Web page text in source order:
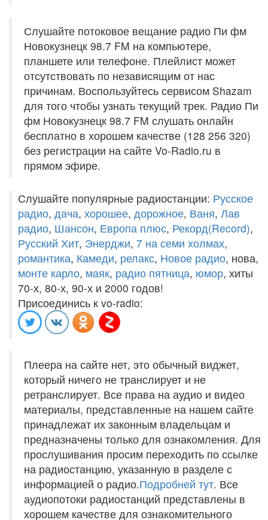
Слушайте потоковое вещание радио Пи фм
Новокузнецк 98.7 FM на компьютере,
планшете или телефоне. Плейлист может
отсутствовать по независящим от нас
причинам. Воспользуйтесь сервисом Shazam
для того чтобы узнать текущий трек. Радио Пи
фм Новокузнецк 98.7 FM слушать онлайн
бесплатно в хорошем качестве (128 256 320)
без регистрации на сайте Vo-Radio.ru в
прямом эфире.
Слушайте популярные радиостанции: Русское
радио, дача, хорошее, дорожное, Ваня, Лав
радио, Шансон, Европа плюс, Рекорд(Record),
Русский Хит, Энерджи, 7 на семи холмах,
романтика, Камеди, релакс, Новое радио, нова,
монте карло, маяк, радио пятница, юмор, хиты
70-х, 80-х, 90-х и 2000 годов!
Присоединись к vo-radio:
Плеера на сайте нет, это обычный виджет,
который ничего не транслирует и не
ретранслирует. Все права на аудио и видео
материалы, представленные на нашем сайте
принадлежат их законным владельцам и
предназначены только для ознакомления. Для
прослушивания просим переходить по ссылке
на радиостанцию, указанную в разделе с
информацией о радио.Подробней тут. Все
аудиопотоки радиостанций представлены в
хорошем качестве для ознакомительного